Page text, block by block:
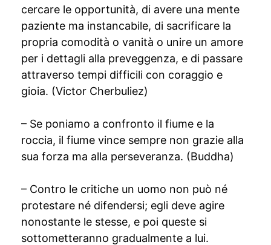
cercare le opportunità, di avere una mente
paziente ma instancabile, di sacrificare la
propria comodità o vanità o unire un amore
per i dettagli alla preveggenza, e di passare
attraverso tempi difficili con coraggio e
gioia. (Victor Cherbuliez)
– Se poniamo a confronto il fiume e la
roccia, il fiume vince sempre non grazie alla
sua forza ma alla perseveranza. (Buddha)
– Contro le critiche un uomo non può né
protestare né difendersi; egli deve agire
nonostante le stesse, e poi queste si
sottometteranno gradualmente a lui.